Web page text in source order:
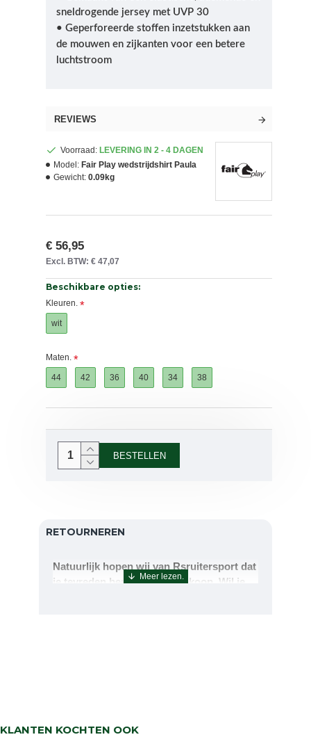
sneldrogende jersey met UVP 30
• Geperforeerde stoffen inzetstukken aan
de mouwen en zijkanten voor een betere
luchtstroom
REVIEWS
Voorraad: LEVERING IN 2 - 4 DAGEN
Model: Fair Play wedstrijdshirt Paula
Gewicht: 0.09kg
€ 56,95
Excl. BTW: € 47,07
Beschikbare opties:
Kleuren.
wit
Maten.
44 42 36 40 34 38
BESTELLEN
RETOURNEREN
Natuurlijk hopen wij van Rsruitersport dat
je tevreden bent met uw aankoop. Wil je
KLANTEN KOCHTEN OOK